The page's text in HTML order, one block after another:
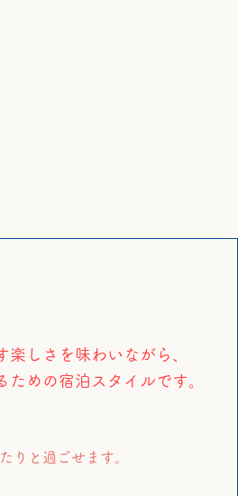
しさを味わいながら、
めの宿泊スタイルです。
りと過ごせます。